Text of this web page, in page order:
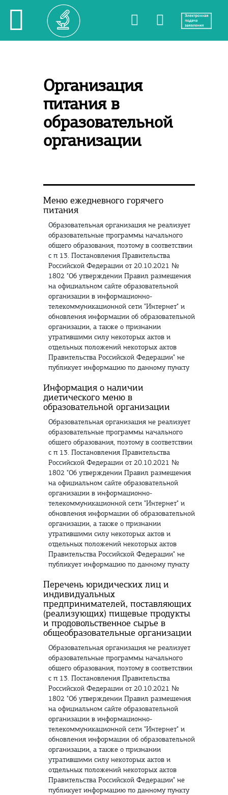
Организация
питания в
образовательной
организации
Меню ежедневного горячего
питания
Образовательная организация не реализует
образовательные программы начального
общего образования, поэтому в соответствии
с п 13. Постановления Правительства
Российской Федерации от 20.10.2021 №
1802 "Об утверждении Правил размещения
на официальном сайте образовательной
организации в информационно-
телекоммуникационной сети "Интернет" и
обновления информации об образовательной
организации, а также о признании
утратившими силу некоторых актов и
отдельных положений некоторых актов
Правительства Российской Федерации" не
публикует информацию по данному пункту
Информация о наличии
диетического меню в
образовательной организации
Образовательная организация не реализует
образовательные программы начального
общего образования, поэтому в соответствии
с п 13. Постановления Правительства
Российской Федерации от 20.10.2021 №
1802 "Об утверждении Правил размещения
на официальном сайте образовательной
организации в информационно-
телекоммуникационной сети "Интернет" и
обновления информации об образовательной
организации, а также о признании
утратившими силу некоторых актов и
отдельных положений некоторых актов
Правительства Российской Федерации" не
публикует информацию по данному пункту
Перечень юридических лиц и
индивидуальных
предпринимателей, поставляющих
(реализующих) пищевые продукты
и продовольственное сырье в
общеобразовательные организации
Образовательная организация не реализует
образовательные программы начального
общего образования, поэтому в соответствии
с п 13. Постановления Правительства
Российской Федерации от 20.10.2021 №
1802 "Об утверждении Правил размещения
на официальном сайте образовательной
организации в информационно-
телекоммуникационной сети "Интернет" и
обновления информации об образовательной
организации, а также о признании
утратившими силу некоторых актов и
отдельных положений некоторых актов
Правительства Российской Федерации" не
публикует информацию по данному пункту